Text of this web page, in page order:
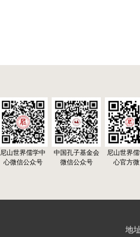
尼山世界儒学中
心微信公众号
中国孔子基金会
微信公众号
尼山世界
心官方
地